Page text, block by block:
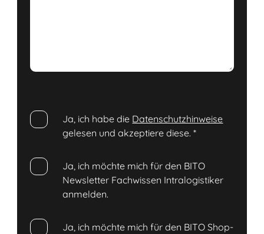
Ja, ich habe die Datenschutzhinweise
gelesen und akzeptiere diese.*
Ja, ich möchte mich für den BITO
Newsletter Fachwissen Intralogistiker
anmelden.
Ja, ich möchte mich für den BITO Shop-